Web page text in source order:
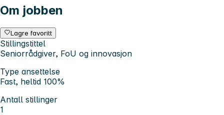
Om jobben
Lagre favoritt
Stillingstittel
Seniorrådgiver, FoU og innovasjon
Type ansettelse
Fast, heltid 100%
Antall stillinger
1